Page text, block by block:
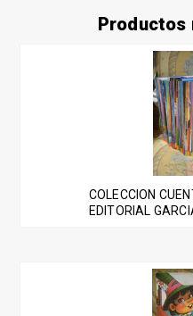
Productos
COLECCION
EDITORIAL